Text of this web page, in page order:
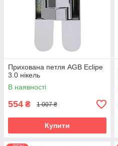
Прихована петля AGB Eclipe
3.0 нікель
В наявності
554 ₴ 1 007 ₴
Купити